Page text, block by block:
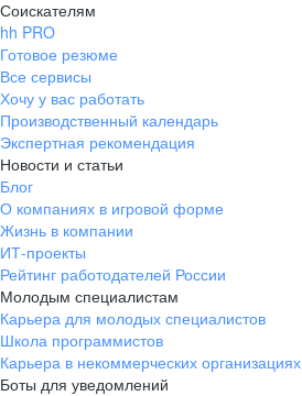
Соискателям
hh PRO
Готовое резюме
Все сервисы
Хочу у вас работать
Производственный календарь
Экспертная рекомендация
Новости и статьи
Блог
О компаниях в игровой форме
Жизнь в компании
ИТ-проекты
Рейтинг работодателей России
Молодым специалистам
Карьера для молодых специалистов
Школа программистов
Карьера в некоммерческих организациях
Боты для уведомлений